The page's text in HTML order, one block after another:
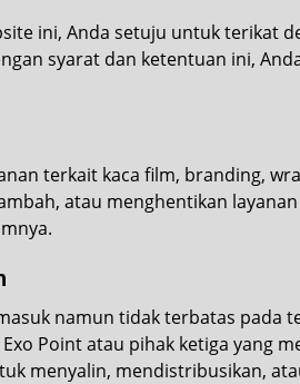
ini, Anda setuju untuk terikat
syarat dan ketentuan ini,
terkait kaca film, branding,
atau menghentikan
namun tidak terbatas pada
Exo Pointatau pihak ketiga yang
menyalin, mendistribusikan,